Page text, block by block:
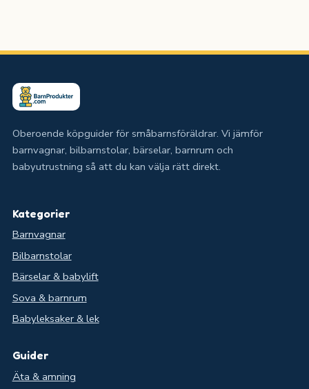
Oberoende köpguider för småbarnsföräldrar. Vi jämför
barnvagnar, bilbarnstolar, bärselar, barnrum och
babyutrustning så att du kan välja rätt direkt.
Kategorier
Barnvagnar
Bilbarnstolar
Bärselar & babylift
Sova & barnrum
Babyleksaker & lek
Guider
Äta & amning